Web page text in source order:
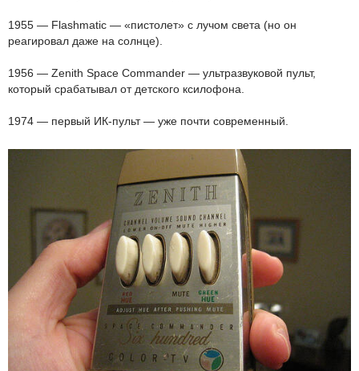
1955 — Flashmatic — «пистолет» с лучом света (но он
реагировал даже на солнце).
1956 — Zenith Space Commander — ультразвуковой пульт,
который срабатывал от детского ксилофона.
1974 — первый ИК-пульт — уже почти современный.